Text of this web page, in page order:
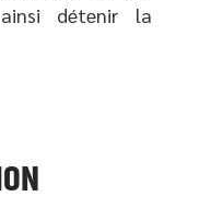
détenir la